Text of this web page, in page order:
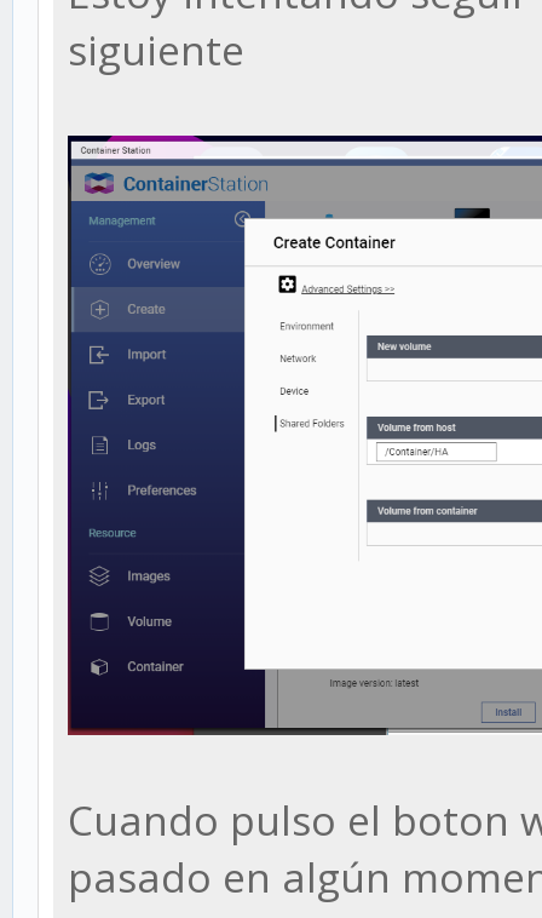
siguiente
Cuando pulso el boton
pasado en algún